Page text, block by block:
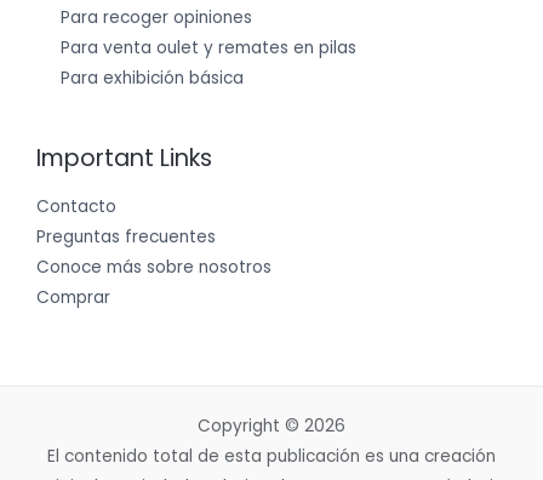
Para recoger opiniones
Para venta oulet y remates en pilas
Para exhibición básica
Important Links
Contacto
Preguntas frecuentes
Conoce más sobre nosotros
Comprar
Copyright © 2026
El contenido total de esta publicación es una creación